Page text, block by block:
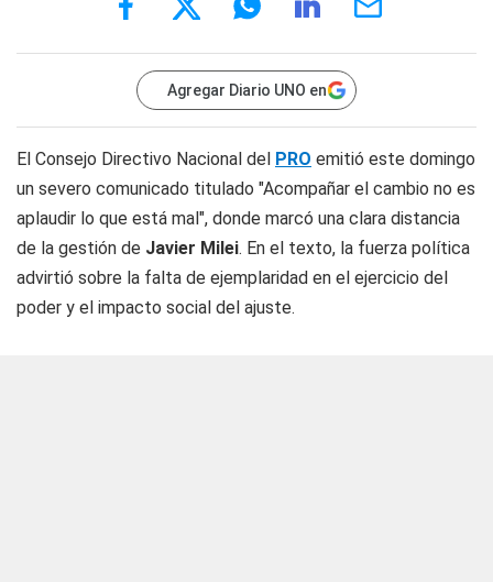
Agregar Diario UNO en
El Consejo Directivo Nacional del PRO emitió este domingo
un severo comunicado titulado "Acompañar el cambio no es
aplaudir lo que está mal", donde marcó una clara distancia
de la gestión de Javier Milei. En el texto, la fuerza política
advirtió sobre la falta de ejemplaridad en el ejercicio del
poder y el impacto social del ajuste.